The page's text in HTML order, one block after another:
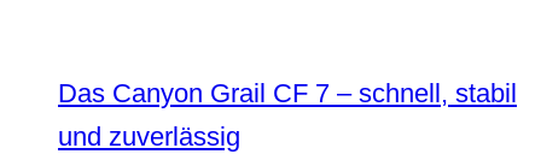
Das Canyon Grail CF 7 – schnell, stabil
und zuverlässig